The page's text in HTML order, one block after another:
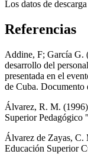
Los datos de
Referencias
Addine, F; García G.
desarrollo del
presentada en el
de Cuba. Documento
Álvarez, R. M.
Superior Pedagógico
Álvarez de Zayas, C.
Educación Superior